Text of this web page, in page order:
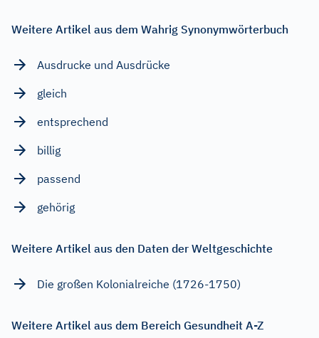
Weitere Artikel aus dem Wahrig Synonymwörterbuch
Ausdrucke und Ausdrücke
gleich
entsprechend
billig
passend
gehörig
Weitere Artikel aus den Daten der Weltgeschichte
Die großen Kolonialreiche (1726-1750)
Weitere Artikel aus dem Bereich Gesundheit A-Z